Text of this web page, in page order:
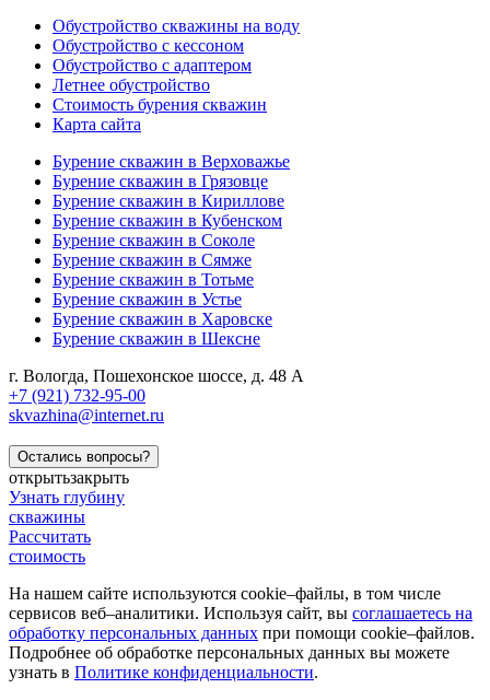
Обустройство скважины на воду
Обустройство с кессоном
Обустройство с адаптером
Летнее обустройство
Стоимость бурения скважин
Карта сайта
Бурение скважин в Верховажье
Бурение скважин в Грязовце
Бурение скважин в Кириллове
Бурение скважин в Кубенском
Бурение скважин в Соколе
Бурение скважин в Сямже
Бурение скважин в Тотьме
Бурение скважин в Устье
Бурение скважин в Харовске
Бурение скважин в Шексне
г. Вологда, Пошехонское шоссе, д. 48 А
+7 (921) 732-95-00
skvazhina@internet.ru
Остались вопросы?
открытьзакрыть
Узнать глубину
скважины
Рассчитать
стоимость
На нашем сайте используются cookie–файлы, в том числе
сервисов веб–аналитики. Используя сайт, вы соглашаетесь на
обработку персональных данных при помощи cookie–файлов.
Подробнее об обработке персональных данных вы можете
узнать в Политике конфиденциальности.